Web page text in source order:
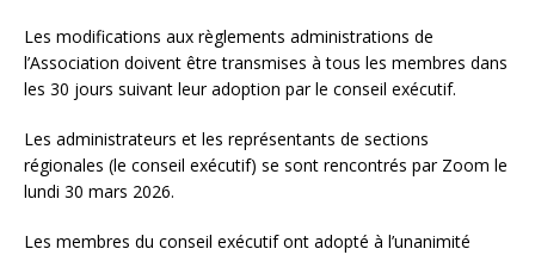
Les modifications aux règlements administrations de
l’Association doivent être transmises à tous les membres dans
les 30 jours suivant leur adoption par le conseil exécutif.
Les administrateurs et les représentants de sections
régionales (le conseil exécutif) se sont rencontrés par Zoom le
lundi 30 mars 2026.
Les membres du conseil exécutif ont adopté à l’unanimité